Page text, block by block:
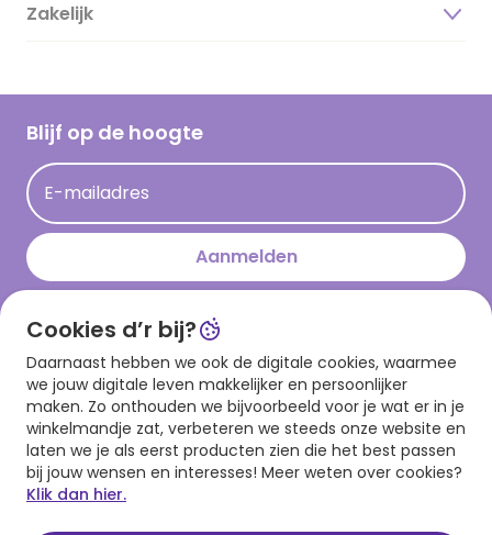
Hallmark Kaartclub
Acties
Persberichten
Hallmark en Kinderpostzegels
Magazine
Cadeau inspiratie
Kaartinspiratie
Zakelijk
Blijf op de hoogte
E-mailadres
Aanmelden
Download onze app
Cookies d’r bij?
Daarnaast hebben we ook de digitale cookies, waarmee
we jouw digitale leven makkelijker en persoonlijker
maken. Zo onthouden we bijvoorbeeld voor je wat er in je
winkelmandje zat, verbeteren we steeds onze website en
laten we je als eerst producten zien die het best passen
bij jouw wensen en interesses! Meer weten over cookies?
Klik dan hier.